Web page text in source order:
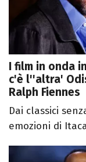
I film in onda
c'è l''altra'
Ralph Fiennes
Dai classici
emozioni di